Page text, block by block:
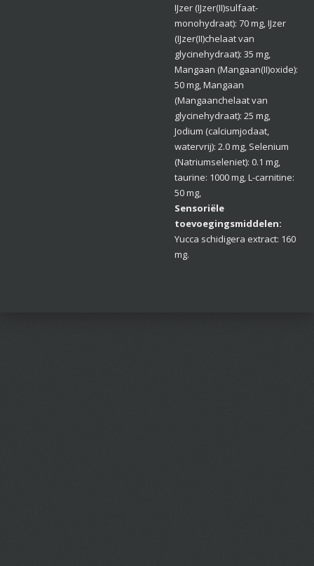
IJzer (IJzer(II)sulfaat-
monohydraat): 70 mg, IJzer
(IJzer(II)chelaat van
glycinehydraat): 35 mg,
Mangaan (Mangaan(II)oxide):
50 mg, Mangaan
(Mangaanchelaat van
glycinehydraat): 25 mg,
Jodium (calciumjodaat,
watervrij): 2.0 mg, Selenium
(Natriumseleniet): 0.1 mg,
taurine: 1000 mg, L-carnitine:
50 mg,
Sensoriële
toevoegingsmiddelen:
Yucca schidigera extract: 160
mg.